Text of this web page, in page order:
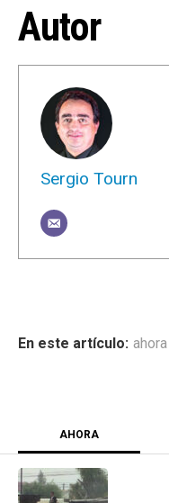
Autor
Sergio Tourn
ahora
AHORA